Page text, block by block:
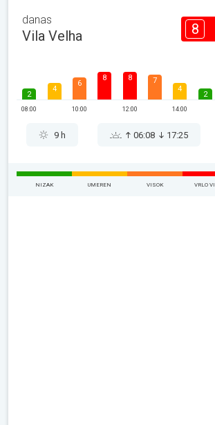
danas
Vila Velha 8
2
08:00
4
6
10:00
8 8
12:00
7
4
14:00
2
9 h 06:08 17:25
NIZAK UMEREN VISOK VRLO